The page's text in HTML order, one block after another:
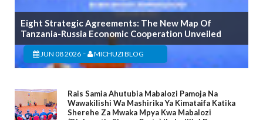
Eight Strategic Agreements: The New Map Of
Tanzania-Russia Economic Cooperation Unveiled
JUN 08 2026 - MICHUZI BLOG
Rais Samia Ahutubia Mabalozi Pamoja Na
Wawakilishi Wa Mashirika Ya Kimataifa Katika
Sherehe Za Mwaka Mpya Kwa Mabalozi